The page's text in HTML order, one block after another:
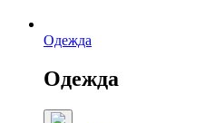
Одежда
Одежда